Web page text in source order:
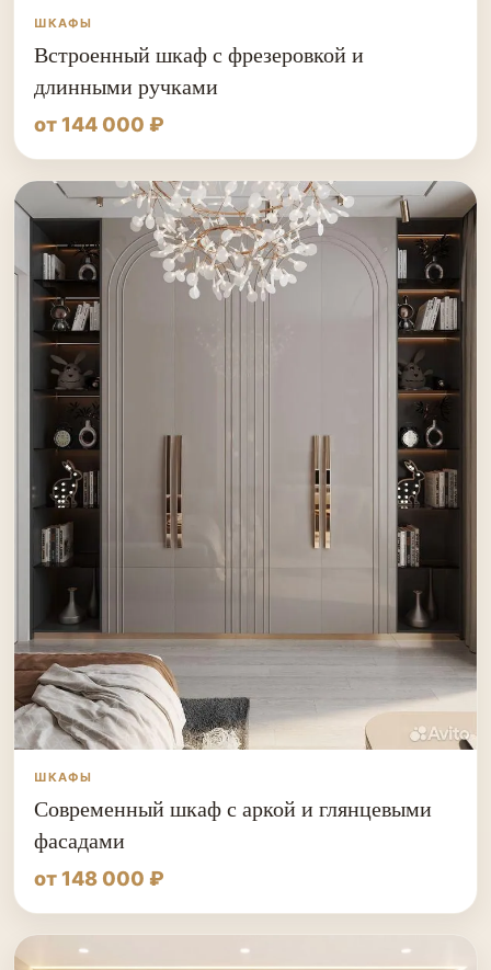
ШКАФЫ
Встроенный шкаф с фрезеровкой и
длинными ручками
от 144 000 ₽
ШКАФЫ
Современный шкаф с аркой и глянцевыми
фасадами
от 148 000 ₽